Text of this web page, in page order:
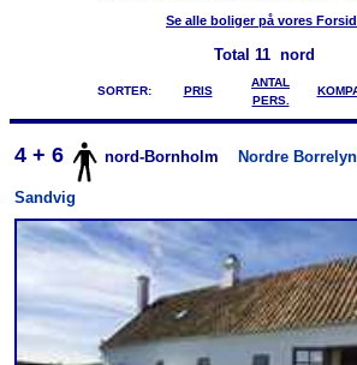
Se alle boliger på vores
Total 11 nord
SORTER: PRIS
ANTAL
PERS.
4 + 6 nord-Bornholm Nordre
Sandvig